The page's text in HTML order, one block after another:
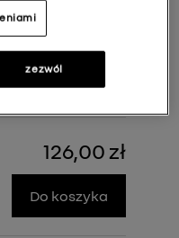
126,00 zł
Do koszyka
zezwól